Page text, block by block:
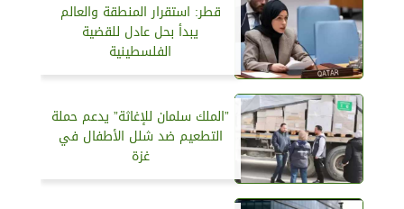
قطر: استقرار المنطقة والعالم
يبدأ بحل عادل للقضية
الفلسطينية
”الملك سلمان للإغاثة” يدعم حملة
التطعيم ضد شلل الأطفال في
غزة